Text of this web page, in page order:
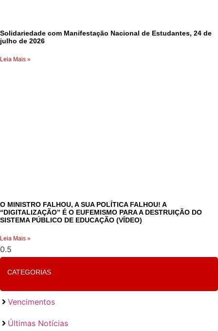
Solidariedade com Manifestação Nacional de Estudantes, 24 de
julho de 2026
Leia Mais »
O MINISTRO FALHOU, A SUA POLÍTICA FALHOU! A
“DIGITALIZAÇÃO” É O EUFEMISMO PARA A DESTRUIÇÃO DO
SISTEMA PÚBLICO DE EDUCAÇÃO (VÍDEO)
Leia Mais »
CATEGORIAS
Vencimentos
Últimas Notícias